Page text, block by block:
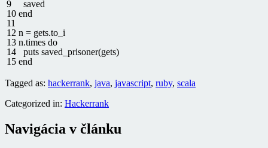
9
10
11
12
13
14
15
saved
end
n = gets.to i
n.times do
puts saved_prisoner(gets)
end
Tagged as: hackerrank, java, javascript, ruby, scala
Categorized in: Hackerrank
Navigácia v článku